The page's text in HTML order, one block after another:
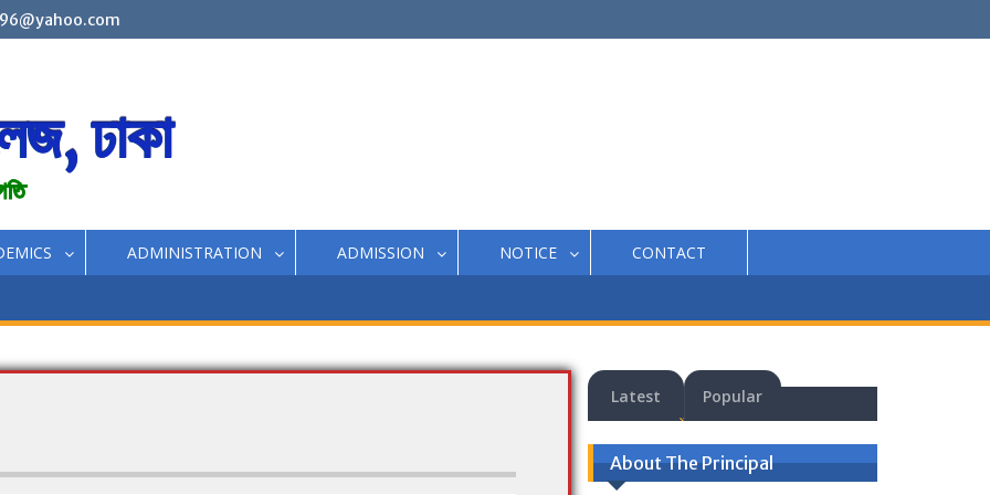
ঢাকা
ADMINISTRATION ADMISSION NOTICE CONTACT
Latest Popular
About The Principal